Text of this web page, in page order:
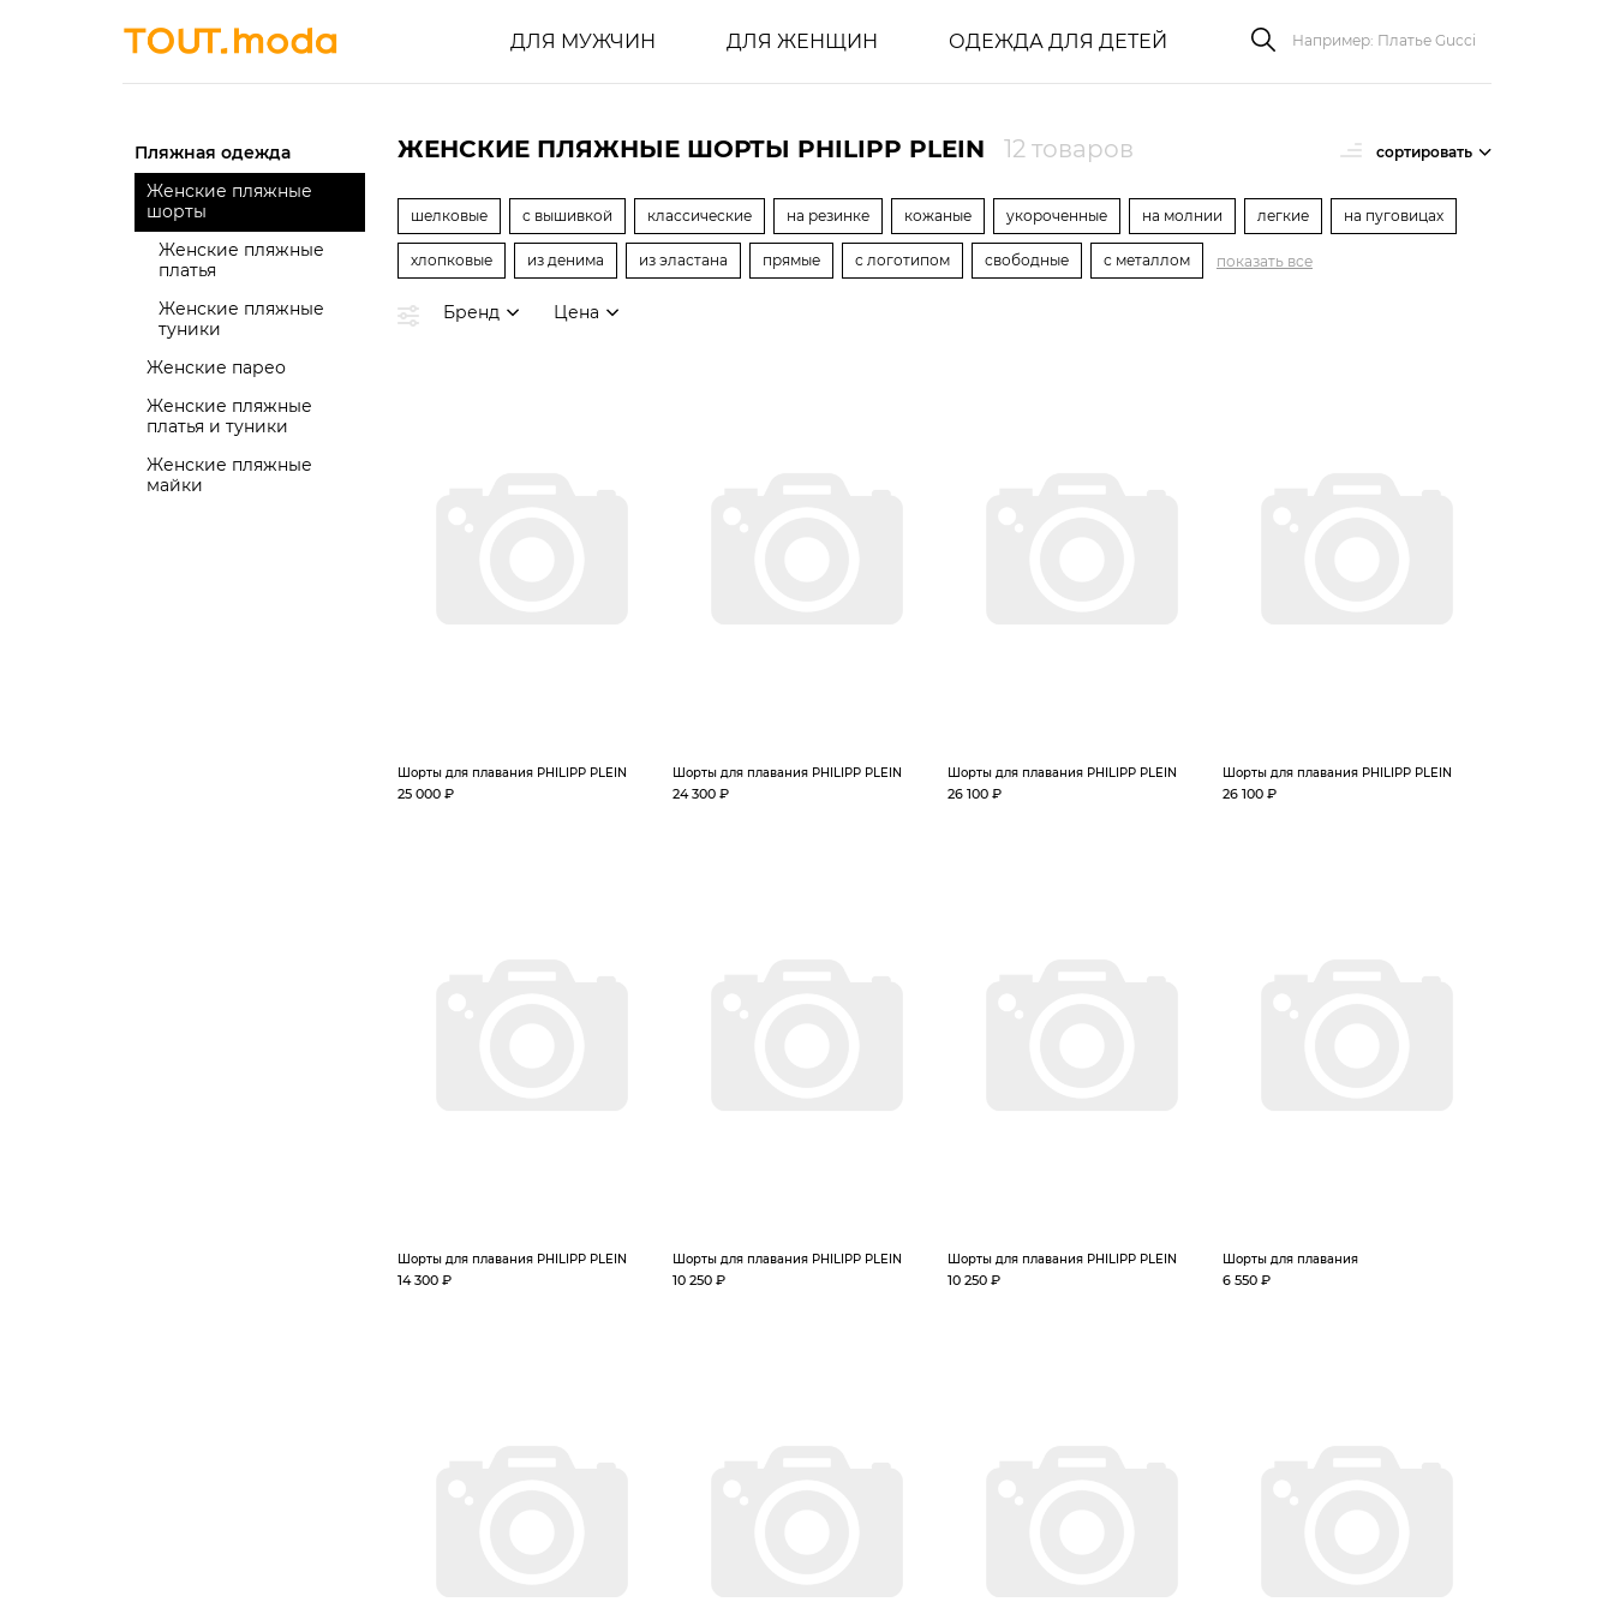
ДЛЯ МУЖЧИН ДЛЯ ЖЕНЩИН ОДЕЖДА ДЛЯ ДЕТЕЙ
Пляжная одежда
Женские пляжные
шорты
Женские пляжные
платья
Женские пляжные
туники
Женские парео
Женские пляжные
платья и туники
Женские пляжные
майки
ЖЕНСКИЕ ПЛЯЖНЫЕ ШОРТЫ PHILIPP PLEIN 12 товаров сортировать
шелковые с вышивкой классические на резинке кожаные укороченные на молнии легкие на пуговицах
хлопковые из денима из эластана прямые с логотипом свободные с металлом показать все
Бренд Цена
Шорты для плавания PHILIPP PLEIN
25 000 ₽
Шорты для плавания PHILIPP PLEIN
24 300 ₽
Шорты для плавания PHILIPP PLEIN
26 100 ₽
Шорты для плавания PHILIPP PLEIN
26 100 ₽
Шорты для плавания PHILIPP PLEIN
14 300 ₽
Шорты для плавания PHILIPP PLEIN
10 250 ₽
Шорты для плавания PHILIPP PLEIN
10 250 ₽
Шорты для плавания
6 550 ₽